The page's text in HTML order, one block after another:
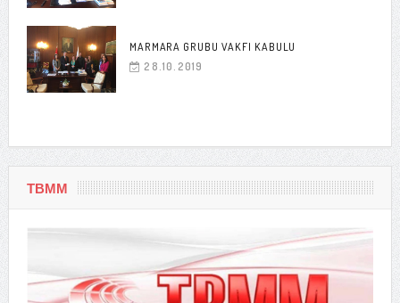
MARMARA GRUBU VAKFI KABULU
28.10.2019
TBMM